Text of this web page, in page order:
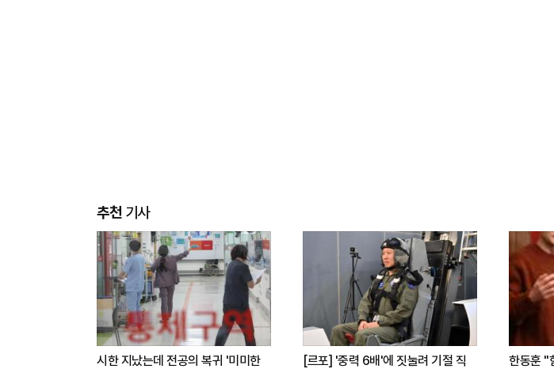
추천기사
시한 지났는데 전공의 복귀 '미미한
[르포] '중력 6배'에 짓눌려 기절 직
한동훈 "